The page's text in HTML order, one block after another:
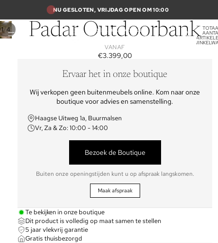
NU GESLOTEN, VRIJDAG OPEN OM 10:00
1/4 Padar Outdoorbank
VANAF
€3.399,00
Ervaar het in onze boutique
Wij verkopen geen buitenmeubels online. Kom naar onze
boutique voor advies en samenstelling.
Haagse Uitweg 1a, Buurmalsen
Vr, Za & Zo: 10:00 - 14:00
Bezoek de Boutique
Buiten onze openingstijden kunt u op afspraak langskomen.
Maak afspraak
Te bekijken in onze boutique
Dit product is volledig op maat samen te stellen
5 jaar vlekvrij garantie
Gratis thuisbezorgd